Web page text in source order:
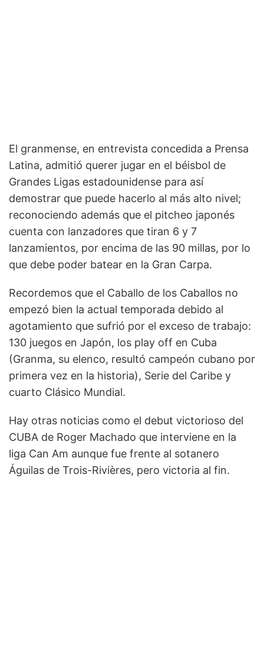
El granmense, en entrevista concedida a Prensa
Latina, admitió querer jugar en el béisbol de
Grandes Ligas estadounidense para así
demostrar que puede hacerlo al más alto nivel;
reconociendo además que el pitcheo japonés
cuenta con lanzadores que tiran 6 y 7
lanzamientos, por encima de las 90 millas, por lo
que debe poder batear en la Gran Carpa.
Recordemos que el Caballo de los Caballos no
empezó bien la actual temporada debido al
agotamiento que sufrió por el exceso de trabajo:
130 juegos en Japón, los play off en Cuba
(Granma, su elenco, resultó campeón cubano por
primera vez en la historia), Serie del Caribe y
cuarto Clásico Mundial.
Hay otras noticias como el debut victorioso del
CUBA de Roger Machado que interviene en la
liga Can Am aunque fue frente al sotanero
Águilas de Trois-Rivières, pero victoria al fin.